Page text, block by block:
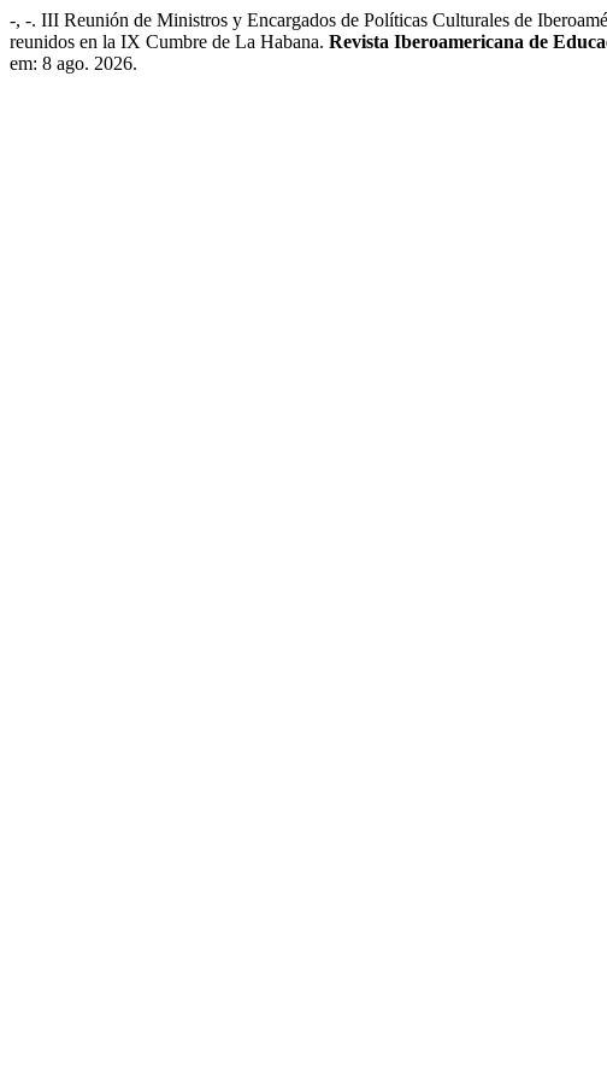
-, -. III Reunión de Ministros y Encargados de Políticas Culturales de
reunidos en la IX Cumbre de La Habana. Revista Iberoamericana de
em: 8 ago. 2026.